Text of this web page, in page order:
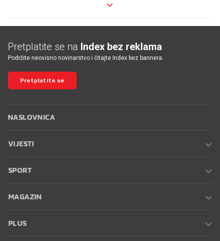
Pretplatite se na Index bez reklama
Podržite neovisno novinarstvo i čitajte Index bez bannera.
Pretplatite se
NASLOVNICA
VIJESTI
SPORT
MAGAZIN
PLUS